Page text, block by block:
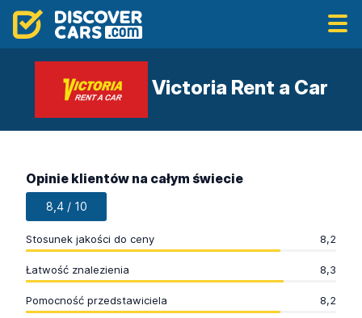
Victoria Rent a Car
Opinie klientów na całym świecie
8,4 / 10
Stosunek jakości do ceny 8,2
Łatwość znalezienia 8,3
Pomocność przedstawiciela 8,2